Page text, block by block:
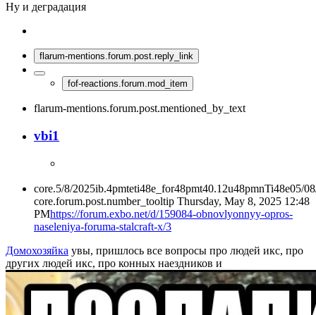
Ну и деградация
flarum-mentions.forum.post.reply_link
fof-reactions.forum.mod_item
flarum-mentions.forum.post.mentioned_by_text
vbi1
core.5/8/2025ib.4pmteti48e_for48pmt40.12u48pmnTi48e05/
core.forum.post.number_tooltip Thursday, May 8, 2025 12:48
PMhttps://forum.exbo.net/d/159084-obnovlyonnyy-opros-
naseleniya-foruma-stalcraft-x/3
Домохозяйка увы, пришлось все вопросы про людей икс, про
других людей икс, про конных наездников и